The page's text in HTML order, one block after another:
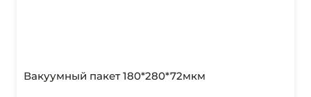
Вакуумный пакет 180*280*72мкм